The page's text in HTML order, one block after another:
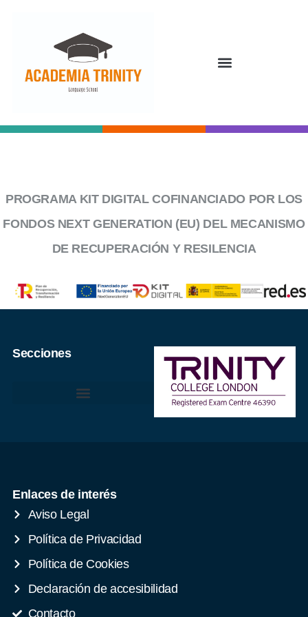
PROGRAMA KIT DIGITAL COFINANCIADO POR LOS
FONDOS NEXT GENERATION (EU) DEL MECANISMO
DE RECUPERACIÓN Y RESILENCIA
Secciones
Enlaces de interés
Aviso Legal
Política de Privacidad
Política de Cookies
Declaración de accesibilidad
Contacto